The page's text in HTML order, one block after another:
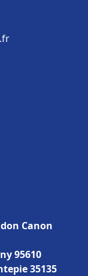
Canon
95610
35135